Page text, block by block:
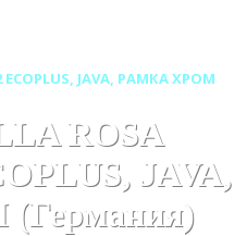
ECOPLUS, JAVA, РАМКА ХРОМ
ROSA
JAVA,